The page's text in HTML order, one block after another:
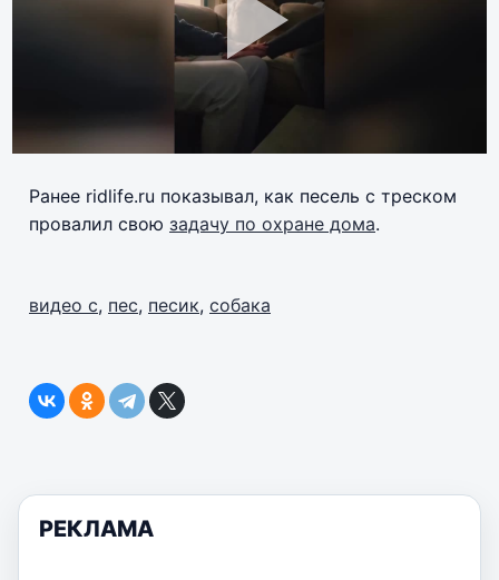
Ранее ridlife.ru показывал, как песель с треском
провалил свою задачу по охране дома.
видео с, пес, песик, собака
РЕКЛАМА